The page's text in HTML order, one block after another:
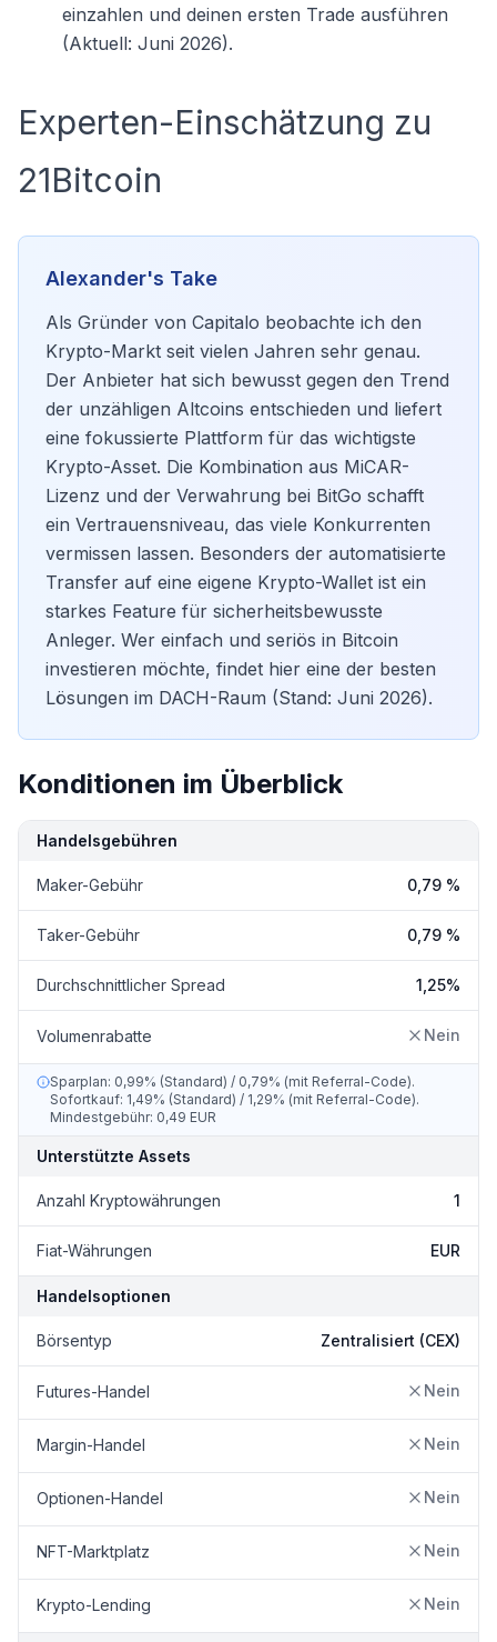
einzahlen und deinen ersten Trade ausführen
(Aktuell: Juni 2026).
Experten-Einschätzung zu
21Bitcoin
Alexander's Take
Als Gründer von Capitalo beobachte ich den
Krypto-Markt seit vielen Jahren sehr genau.
Der Anbieter hat sich bewusst gegen den Trend
der unzähligen Altcoins entschieden und liefert
eine fokussierte Plattform für das wichtigste
Krypto-Asset. Die Kombination aus MiCAR-
Lizenz und der Verwahrung bei BitGo schafft
ein Vertrauensniveau, das viele Konkurrenten
vermissen lassen. Besonders der automatisierte
Transfer auf eine eigene Krypto-Wallet ist ein
starkes Feature für sicherheitsbewusste
Anleger. Wer einfach und seriös in Bitcoin
investieren möchte, findet hier eine der besten
Lösungen im DACH-Raum (Stand: Juni 2026).
Konditionen im Überblick
Handelsgebühren
Maker-Gebühr 0,79 %
Taker-Gebühr 0,79 %
Durchschnittlicher Spread 1,25%
Volumenrabatte Nein
Sparplan: 0,99% (Standard) / 0,79% (mit Referral-Code).
Sofortkauf: 1,49% (Standard) / 1,29% (mit Referral-Code).
Mindestgebühr: 0,49 EUR
Unterstützte Assets
Anzahl Kryptowährungen 1
Fiat-Währungen EUR
Handelsoptionen
Börsentyp Zentralisiert (CEX)
Futures-Handel Nein
Margin-Handel Nein
Optionen-Handel Nein
NFT-Marktplatz Nein
Krypto-Lending Nein